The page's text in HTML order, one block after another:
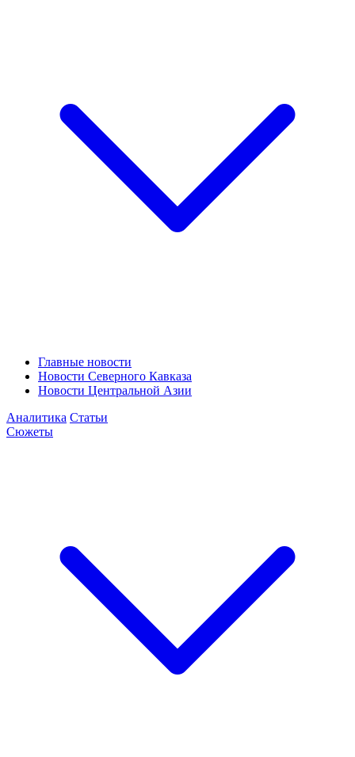
Главные новости
Новости Северного Кавказа
Новости Центральной Азии
Аналитика Статьи
Сюжеты